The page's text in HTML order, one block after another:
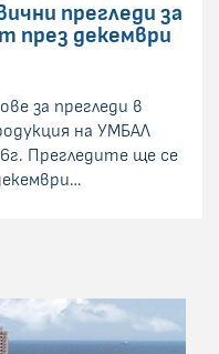
прегледи за
през декември
за прегледи в
на УМБАЛ
Прегледите ще се